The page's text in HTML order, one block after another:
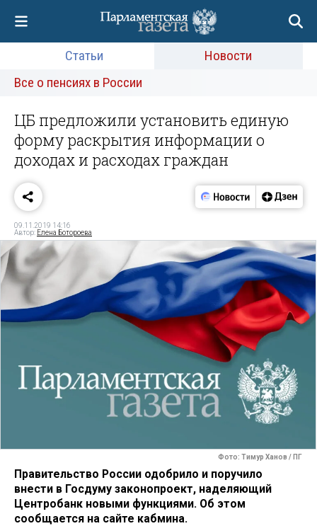
Статьи
Новости
Все о пенсиях в России
ЦБ предложили установить единую
форму раскрытия информации о
доходах и расходах граждан
09.11.2019 14:16
Автор: Елена Ботороева
Фото: Тимур Ханов / ПГ
Правительство России одобрило и поручило
внести в Госдуму законопроект, наделяющий
Центробанк новыми функциями. Об этом
сообщается на сайте кабмина.